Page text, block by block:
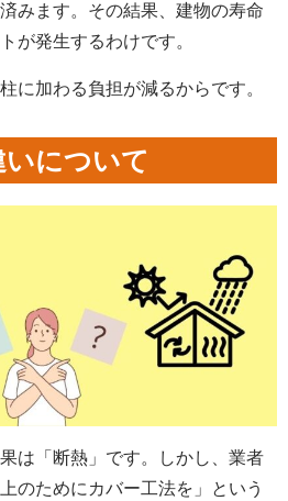
みます。その結果、建物の寿命
が発生するわけです。
に加わる負担が減るからです。
いについて
は「断熱」です。しかし、業者
のためにカバー工法を」という